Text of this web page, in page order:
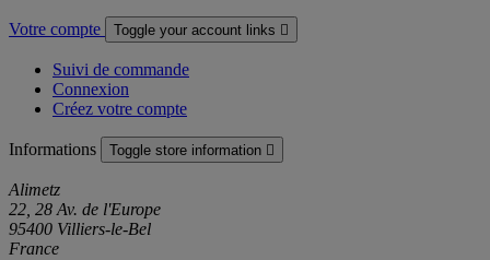
Votre compte Toggle your account links 
Suivi de commande
Connexion
Créez votre compte
Informations Toggle store information 
Alimetz
22, 28 Av. de l'Europe
95400 Villiers-le-Bel
France